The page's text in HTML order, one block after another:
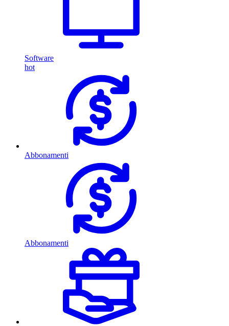
Software
hot
Abbonamenti
Abbonamenti